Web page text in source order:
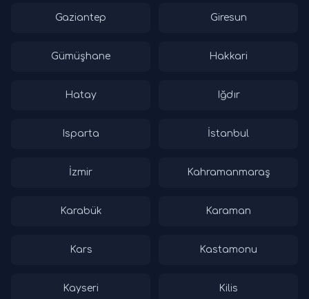
Gaziantep Giresun
Gümüşhane Hakkari
Hatay Iğdır
Isparta İstanbul
İzmir Kahramanmaraş
Karabük Karaman
Kars Kastamonu
Kayseri Kilis